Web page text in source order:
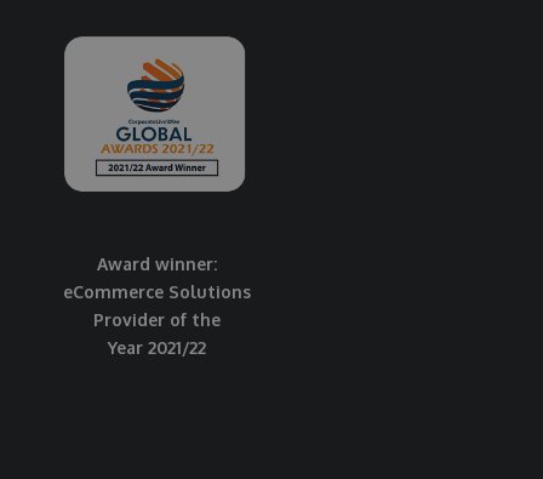
Award winner:
eCommerce Solutions
Provider of the
Year 2021/22